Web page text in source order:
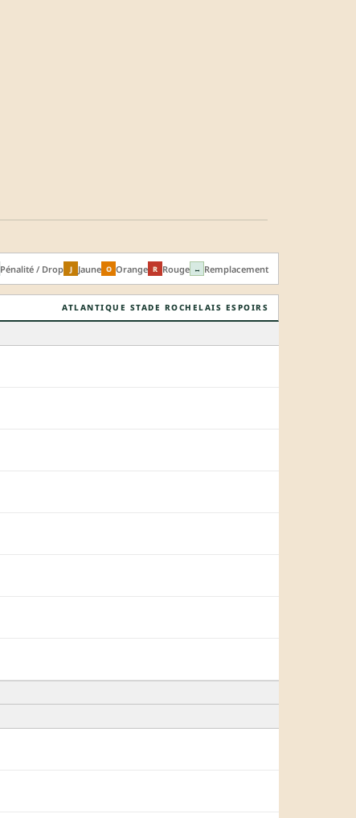
Pénalité / Drop J Jaune O Orange R Rouge ↔ Remplacement
ATLANTIQUE STADE ROCHELAIS ESPOIRS